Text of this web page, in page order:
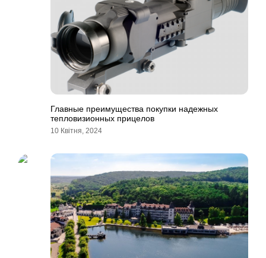
Главные преимущества покупки надежных
тепловизионных прицелов
10 Квітня, 2024